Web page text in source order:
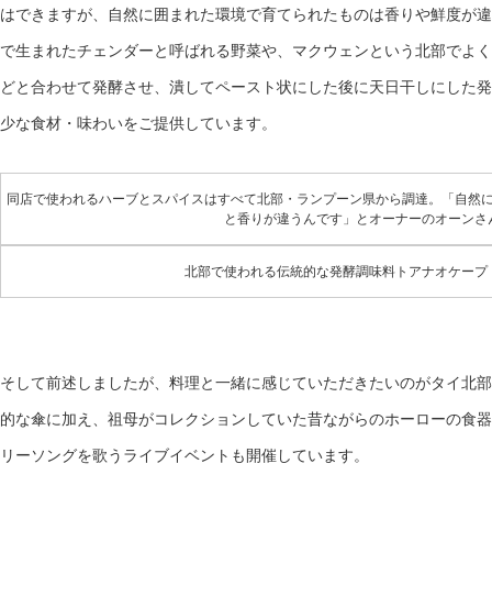
はできますが、自然に囲まれた環境で育てられたものは香りや鮮度が
で生まれたチェンダーと呼ばれる野菜や、マクウェンという北部でよ
どと合わせて発酵させ、潰してペースト状にした後に天日干しにした
少な食材・味わいをご提供しています。
同店で使われるハーブとスパイスはすべて北部・ランプーン県から調達。「自然
と香りが違うんです」とオーナーのオーンさ
北部で使われる伝統的な発酵調味料トアナオケープ
そして前述しましたが、料理と一緒に感じていただきたいのがタイ北
的な傘に加え、祖母がコレクションしていた昔ながらのホーローの食
リーソングを歌うライブイベントも開催しています。